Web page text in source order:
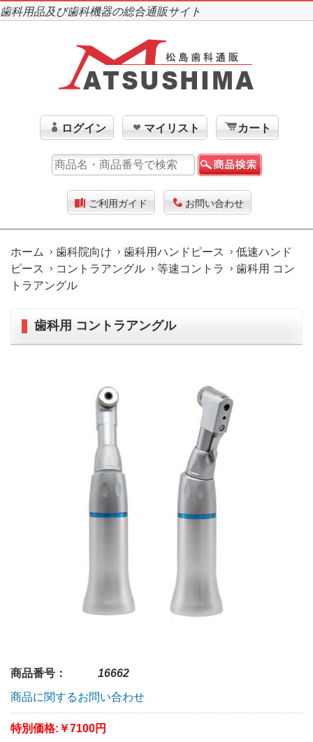
歯科用品及び歯科機器の総合通販サイト
ログイン マイリスト カート
ご利用ガイド お問い合わせ
ホーム 歯科院向け 歯科用ハンドピース
低速ハンド
ピース
コントラアングル 等速コントラ
歯科用 コン
トラアングル
歯科用 コントラアングル
商品番号：
16662
商品に関するお問い合わせ
特別価格: ￥7100円